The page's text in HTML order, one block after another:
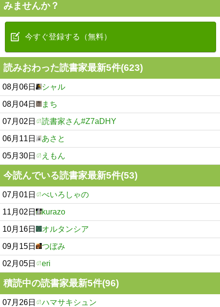
みませんか？
今すぐ登録する（無料）
読みおわった読書家最新5件(623)
08月06日 シャル
08月04日 まち
07月02日 読書家さん#Z7aDHY
06月11日 あさと
05月30日 えもん
今読んでいる読書家最新5件(53)
07月01日 べいろしゃの
11月02日 kurazo
10月16日 オルタンシア
09月15日 つぼみ
02月05日 eri
積読中の読書家最新5件(96)
07月26日 ハマサキシュン